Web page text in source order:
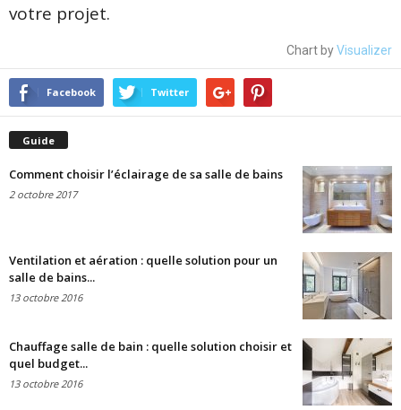
votre projet.
Chart byVisualizer
Facebook Twitter
Guide
Comment choisir l’éclairage de sa salle de bains
2 octobre 2017
Ventilation et aération : quelle solution pour un
salle de bains...
13 octobre 2016
Chauffage salle de bain : quelle solution choisir et
quel budget...
13 octobre 2016